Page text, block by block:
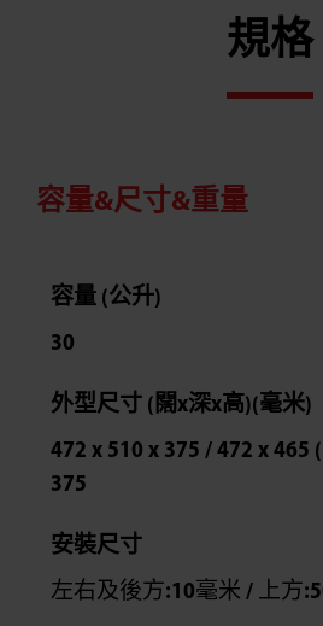
規格
容量&尺寸&重量
容量 (公升)
30
外型尺寸 (闊x深x高)(毫米)
472 x 510 x 375 / 472 x 465
375
安裝尺寸
左右及後方:10毫米 / 上方